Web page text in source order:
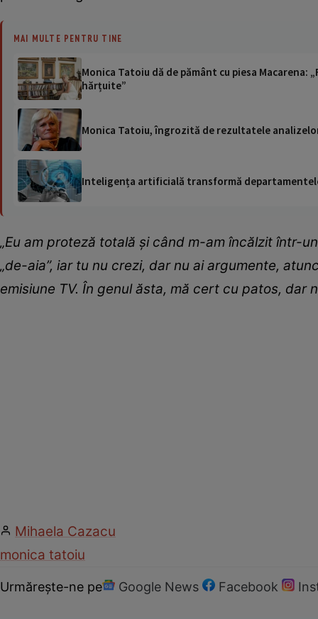
MAI MULTE PENTRU TINE
Monica Tatoiu dă de pământ cu piesa Macarena:
hărțuite”
Monica Tatoiu, îngrozită de rezultatele
Inteligența artificială transformă
„Eu am proteză totală și când m-am încălzit într-
„de-aia”, iar tu nu crezi, dar nu ai argumente,
emisiune TV. În genul ăsta, mă cert cu patos, dar
Mihaela Cazacu
monica tatoiu
Urmărește-ne pe Google News Facebook